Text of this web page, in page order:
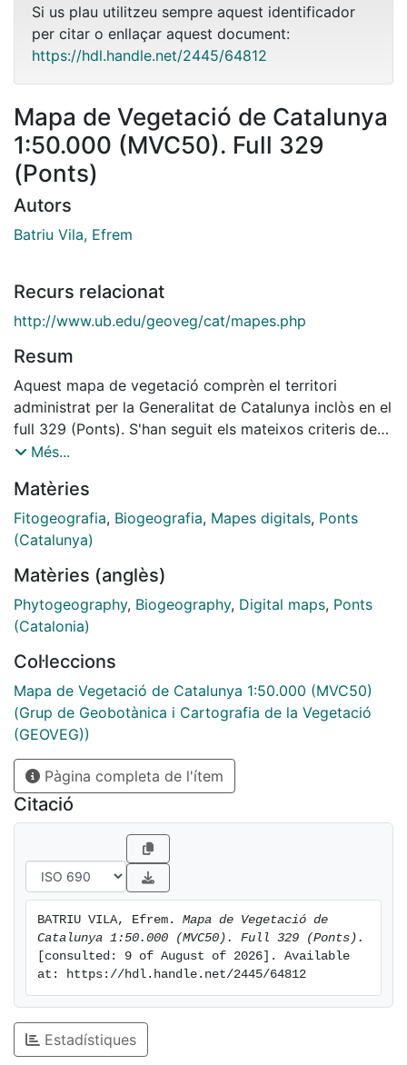
Si us plau utilitzeu sempre aquest identificador
per citar o enllaçar aquest document:
https://hdl.handle.net/2445/64812
Mapa de Vegetació de Catalunya
1:50.000 (MVC50). Full 329
(Ponts)
Autors
Batriu Vila, Efrem
Recurs relacionat
http://www.ub.edu/geoveg/cat/mapes.php
Resum
Aquest mapa de vegetació comprèn el territori
administrat per la Generalitat de Catalunya inclòs en el
full 329 (Ponts). S'han seguit els mateixos criteris de
representació que en els fulls apareguts fins ara de la
La informació que hi donem permet una lectura a
diferents nivells, segons els interessos de l'usuari. Així,
pel que fa a la interpretació del paisatge, hom hi aplica
vegetació, les unitats de vegetació actual i els dominis
potencials. La versió del mapa en format shapefile
està georeferenciada segons el datum ETRS89.
Més...
Matèries
Fitogeografia, Biogeografia, Mapes digitals, Ponts
(Catalunya)
Matèries (anglès)
Phytogeography, Biogeography, Digital maps, Ponts
(Catalonia)
Col·leccions
Mapa de Vegetació de Catalunya 1:50.000 (MVC50)
(Grup de Geobotànica i Cartografia de la Vegetació
(GEOVEG))
Pàgina completa de l'ítem
Citació
BATRIU VILA, Efrem. Mapa de Vegetació de
Catalunya 1:50.000 (MVC50). Full 329 (Ponts).
[consulted: 9 of August of 2026]. Available
at: https://hdl.handle.net/2445/64812
Estadístiques